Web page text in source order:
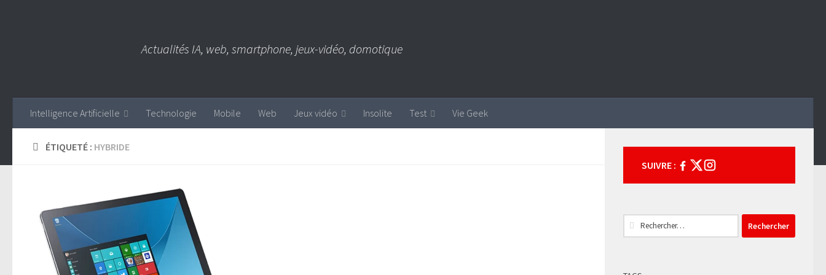
Actualités IA, web, smartphone, jeux-vidéo, domotique
Intelligence Artificielle Technologie Mobile Web Jeux vidéo Insolite Test Vie Geek
ÉTIQUETÉ : HYBRIDE
SUIVRE :
Rechercher :